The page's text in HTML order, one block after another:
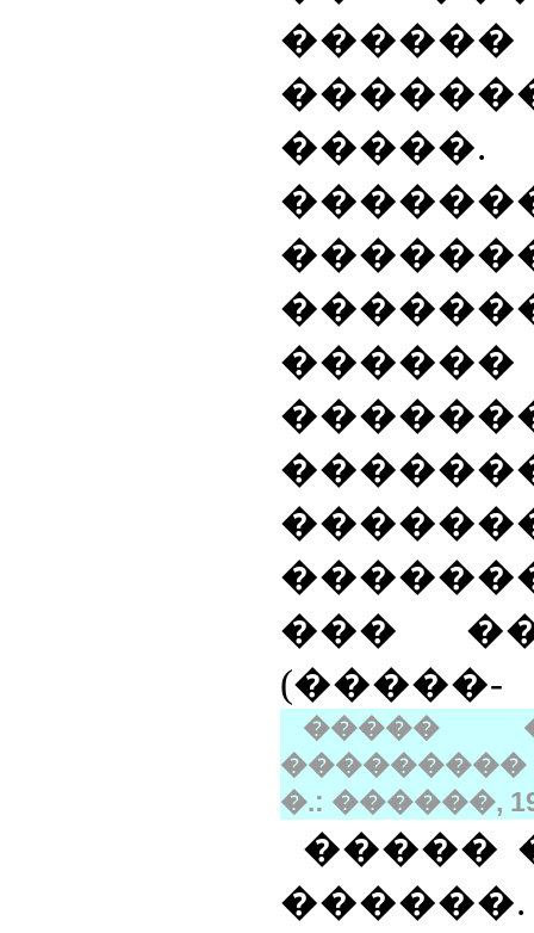
���
(�����-
�����
�.: ������,
�����